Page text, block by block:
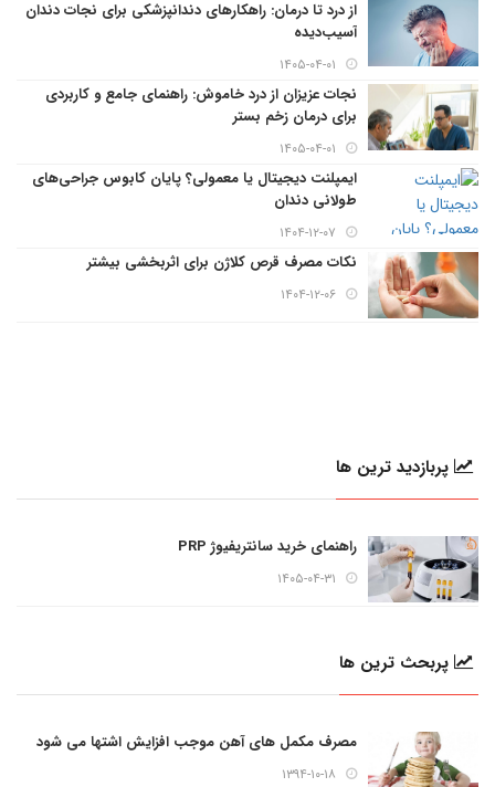
از درد تا درمان: راهکارهای دندانپزشکی برای نجات دندان
آسیب‌دیده
۱۴۰۵-۰۴-۰۱
نجات عزیزان از درد خاموش: راهنمای جامع و کاربردی
برای درمان زخم بستر
۱۴۰۵-۰۴-۰۱
ایمپلنت دیجیتال یا معمولی؟ پایان کابوس جراحی‌های
طولانی دندان
۱۴۰۴-۱۲-۰۷
نکات مصرف قرص کلاژن برای اثربخشی بیشتر
۱۴۰۴-۱۲-۰۶
پربازدید ترین ها
راهنمای خرید سانتریفیوژ PRP
۱۴۰۵-۰۴-۳۱
پربحث ترین ها
مصرف مکمل های آهن موجب افزایش اشتها می شود
۱۳۹۴-۱۰-۱۸